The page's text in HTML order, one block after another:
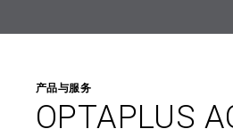
产品与服务
OPTAPLUS